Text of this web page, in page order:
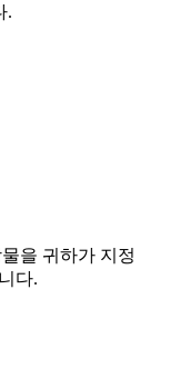
.
을 귀하가 지정
다.